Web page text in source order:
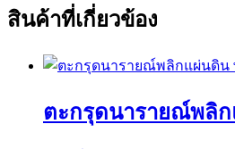
สินค้าที่เกี่ยวข้อง
ตะกรุดนารายณ์พลิก